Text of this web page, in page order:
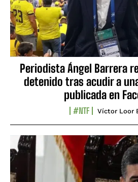
Periodista Ángel Barrera
detenido tras acudir a
publicada en
#NTF Víctor Loor